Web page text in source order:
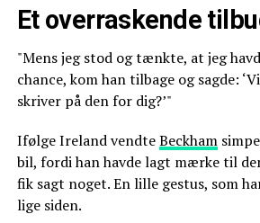
Et overraskende
"Mens jeg stod og tænkte, at jeg
chance, kom han tilbage og sagde:
skriver på den for dig?’"
Ifølge Ireland vendteBeckham
bil, fordi han havde lagt mærke til
fik sagt noget. En lille gestus, som
lige siden.